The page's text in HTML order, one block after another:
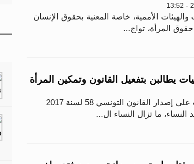
الأممية، خاصة المعنية بحقوق الإنسان
حقوق المرأة، تواج...
يطالبن بتفعيل القانون وتمكين المرأة
رغم مرور أكثر من سبع سنوات على إصدار القانون التونسي 58 لسنة 2017
ما تزال النساء ال...